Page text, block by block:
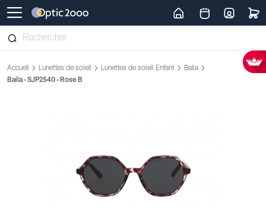
Retour vers la page d'accueil
Accueil Lunettes de soleil Lunettes de soleil Enfant
Baila
Baila - SJP2540 - Rose B